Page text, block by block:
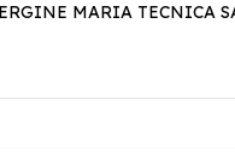
MARIA TECNICA